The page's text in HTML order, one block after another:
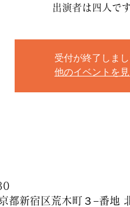
出演者は四人です
受付が終了しま
他のイベントを
新宿区荒木町３−番地